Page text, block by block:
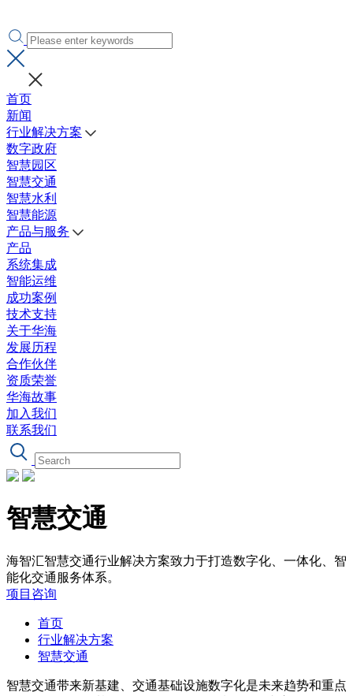
首页
新闻
行业解决方案
数字政府
智慧园区
智慧交通
智慧水利
智慧能源
产品与服务
产品
系统集成
智能运维
成功案例
技术支持
关于华海
发展历程
合作伙伴
资质荣誉
华海故事
加入我们
联系我们
智慧交通
海智汇智慧交通行业解决方案致力于打造数字化、一体化、智
能化交通服务体系。
项目咨询
首页
行业解决方案
智慧交通
智慧交通带来新基建、交通基础设施数字化是未来趋势和重点